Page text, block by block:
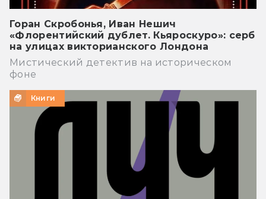
Горан Скробонья, Иван Нешич
«Флорентийский дублет. Кьяроскуро»: серб
на улицах викторианского Лондона
Мистический детектив на историческом
фоне
Книги